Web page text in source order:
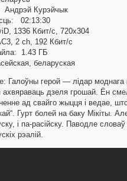
Андрэй Курэйчык
02:13:30
1336 Кбит/с, 720x304
2 ch, 192 Кбит/с
1.43 ГБ
беларуская
Галоўны герой — лідар моднага
ахвяраваць дзеля грошай. Ён
ад свайго жыцця і ведае, што
Гурт болей на баку Мікіты.
і па-расійску. Паводле
рэалій.